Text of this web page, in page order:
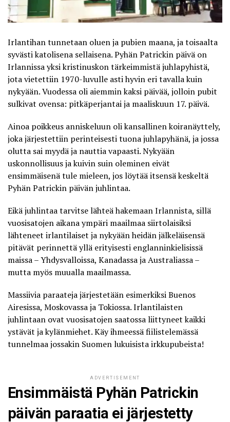
Irlantihan tunnetaan oluen ja pubien maana, ja toisaalta
syvästi katolisena sellaisena. Pyhän Patrickin päivä on
Irlannissa yksi kristinuskon tärkeimmistä juhlapyhistä,
jota vietettiin 1970-luvulle asti hyvin eri tavalla kuin
nykyään. Vuodessa oli aiemmin kaksi päivää, jolloin pubit
sulkivat ovensa: pitkäperjantai ja maaliskuun 17. päivä.
Ainoa poikkeus anniskeluun oli kansallinen koiranäyttely,
joka järjestettiin perinteisesti tuona juhlapyhänä, ja jossa
olutta sai myydä ja nauttia vapaasti. Nykyään
uskonnollisuus ja kuivin suin oleminen eivät
ensimmäisenä tule mieleen, jos löytää itsensä keskeltä
Pyhän Patrickin päivän juhlintaa.
Eikä juhlintaa tarvitse lähteä hakemaan Irlannista, sillä
vuosisatojen aikana ympäri maailmaa siirtolaisiksi
lähteneet irlantilaiset ja nykyään heidän jälkeläisensä
pitävät perinnettä yllä erityisesti englanninkielisissä
maissa – Yhdysvalloissa, Kanadassa ja Australiassa –
mutta myös muualla maailmassa.
Massiivia paraateja järjestetään esimerkiksi Buenos
Airesissa, Moskovassa ja Tokiossa. Irlantilaisten
juhlintaan ovat vuosisatojen saatossa liittyneet kaikki
ystävät ja kylänmiehet. Käy ihmeessä fiilistelemässä
tunnelmaa jossakin Suomen lukuisista irkkupubeista!
ADVERTISEMENT
Ensimmäistä Pyhän Patrickin
päivän paraatia ei järjestetty